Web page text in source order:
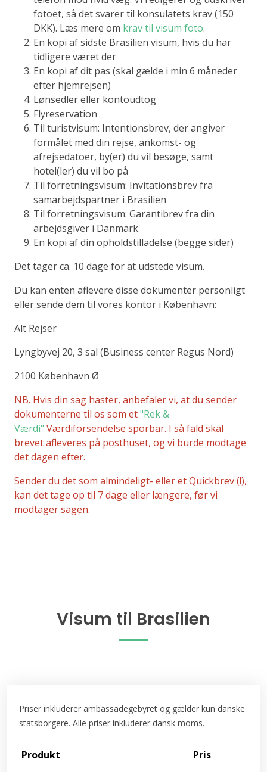
fotoet, så det svarer til konsulatets krav (150
DKK). Læs mere om krav til visum foto.
En kopi af sidste Brasilien visum, hvis du har
tidligere været der
En kopi af dit pas (skal gælde i min 6 måneder
efter hjemrejsen)
Lønsedler eller kontoudtog
Flyreservation
Til turistvisum: Intentionsbrev, der angiver
formålet med din rejse, ankomst- og
afrejsedatoer, by(er) du vil besøge, samt
hotel(ler) du vil bo på
Til forretningsvisum: Invitationsbrev fra
samarbejdspartner i Brasilien
Til forretningsvisum: Garantibrev fra din
arbejdsgiver i Danmark
En kopi af din opholdstilladelse (begge sider)
Det tager ca. 10 dage for at udstede visum.
Du kan enten aflevere disse dokumenter personligt
eller sende dem til vores kontor i København:
Alt Rejser
Lyngbyvej 20, 3 sal (Business center Regus Nord)
2100 København Ø
NB. Hvis din sag haster, anbefaler vi, at du sender
dokumenterne til os som et"Rek &
Værdi" Værdiforsendelse sporbar. I så fald skal
brevet afleveres på posthuset, og vi burde modtage
det dagen efter.
Sender du det som almindeligt- eller et Quickbrev (!),
kan det tage op til 7 dage eller længere, før vi
modtager sagen.
Visum til Brasilien
Priser inkluderer ambassadegebyret og gælder kun danske
statsborgere. Alle priser inkluderer dansk moms.
Produkt
Pris